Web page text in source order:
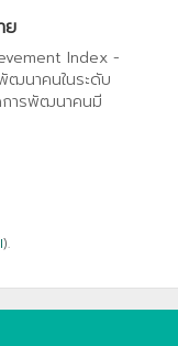
ย
Index -
ฒนาคนในระดับ
การพัฒนาคนมี
).